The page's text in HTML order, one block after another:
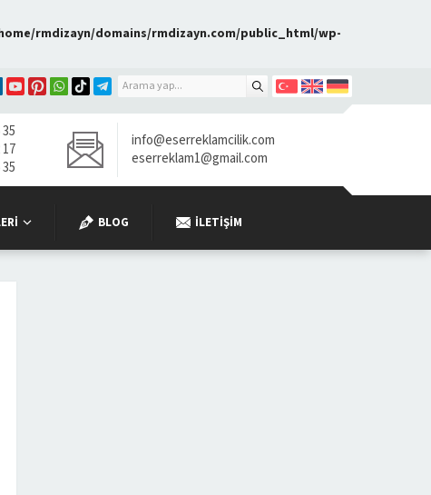
rmdizayn/domains/rmdizayn.com/public_html/wp-
info@eserreklamcilik.com
eserreklam1@gmail.com
BLOG İLETIŞIM